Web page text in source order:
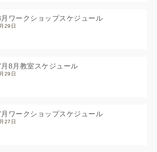
ワークショップスケジュール
29日
8月教室スケジュール
29日
ワークショップスケジュール
27日